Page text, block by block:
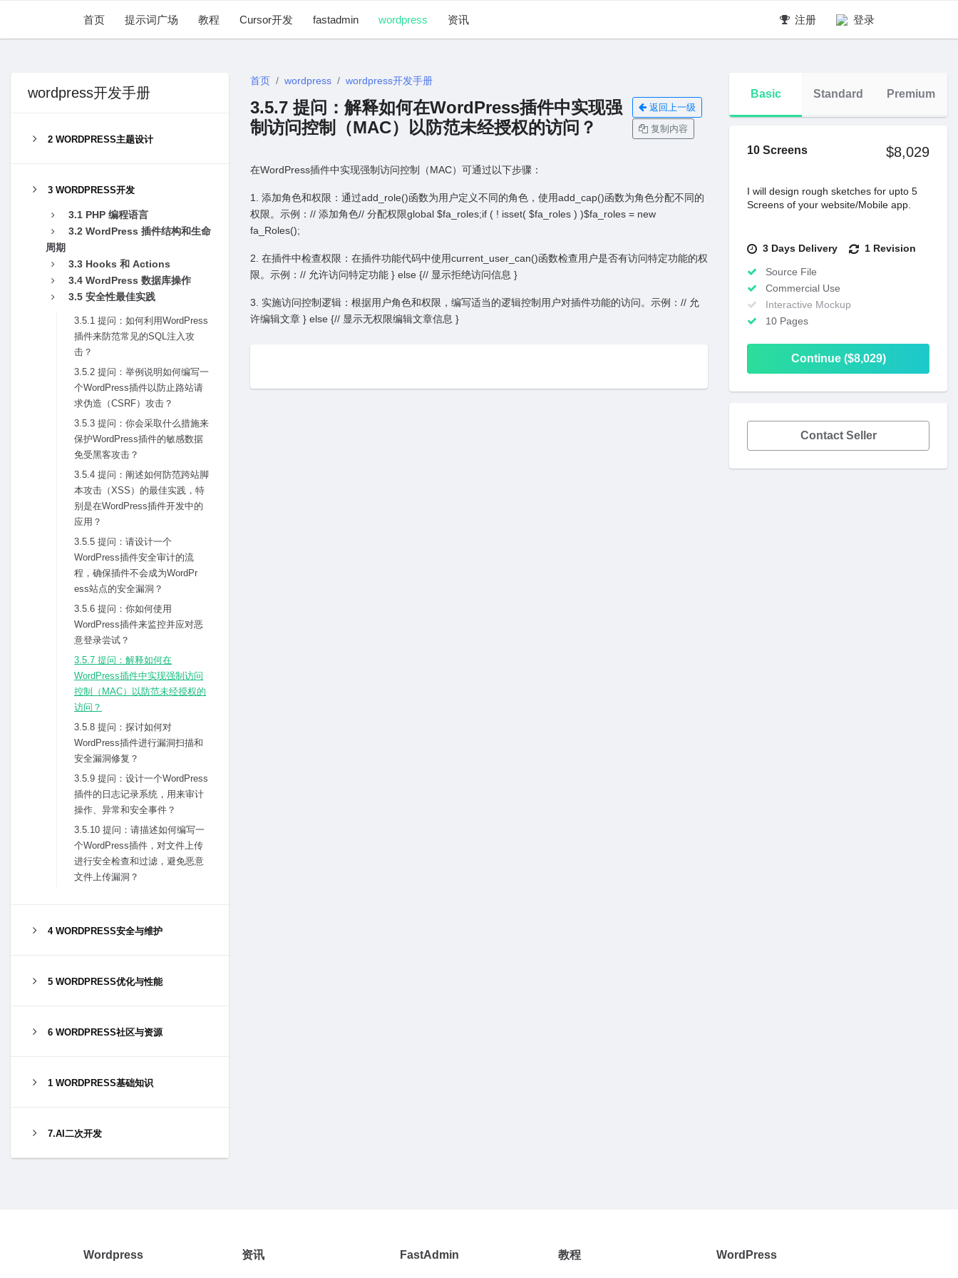
首页 提示词广场 教程 Cursor开发 fastadmin wordpress 资讯 注册 登录
wordpress开发手册
2 WORDPRESS主题设计
3 WORDPRESS开发
3.1 PHP 编程语⾔
3.2 WordPress 插件结构和⽣命
周期
3.3 Hooks 和 Actions
3.4 WordPress 数据库操作
3.5 安全性最佳实践
3.5.1 提问：如何利⽤WordPress
插件来防范常见的SQL注⼊攻
击？
3.5.2 提问：举例说明如何编写⼀
个WordPress插件以防⽌路站请
求伪造（CSRF）攻击？
3.5.3 提问：你会采取什么措施来
保护WordPress插件的敏感数据
免受⿊客攻击？
3.5.4 提问：阐述如何防范跨站脚
本攻击（XSS）的最佳实践，特
别是在WordPress插件开发中的
应⽤？
3.5.5 提问：请设计⼀个
WordPress插件安全审计的流
程，确保插件不会成为WordPr
ess站点的安全漏洞？
3.5.6 提问：你如何使⽤
WordPress插件来监控并应对恶
意登录尝试？
3.5.7 提问：解释如何在
WordPress插件中实现强制访问
控制（MAC）以防范未经授权的
访问？
3.5.8 提问：探讨如何对
WordPress插件进⾏漏洞扫描和
安全漏洞修复？
3.5.9 提问：设计⼀个WordPress
插件的⽇志记录系统，⽤来审计
操作、异常和安全事件？
3.5.10 提问：请描述如何编写⼀
个WordPress插件，对⽂件上传
进⾏安全检查和过滤，避免恶意
⽂件上传漏洞？
4 WORDPRESS安全与维护
5 WORDPRESS优化与性能
6 WORDPRESS社区与资源
1 WORDPRESS基础知识
7.AI二次开发
首页 wordpress wordpress开发手册
3.5.7 提问：解释如何在WordPress插件中实现强
制访问控制（MAC）以防范未经授权的访问？
返回上一级
复制内容
在WordPress插件中实现强制访问控制（MAC）可通过以下步骤：
1. 添加⾓⾊和权限：通过add_role()函数为⽤户定义不同的⾓⾊，使⽤add_cap()函数为⾓⾊分配不同的
权限。⽰例：// 添加⻆⾊// 分配权限global $fa_roles;if ( ! isset( $fa_roles ) )$fa_roles = new
fa_Roles();
2. 在插件中检查权限：在插件功能代码中使⽤current_user_can()函数检查⽤户是否有访问特定功能的权
限。⽰例：// 允许访问特定功能 } else {// 显示拒绝访问信息 }
3. 实施访问控制逻辑：根据⽤户⾓⾊和权限，编写适当的逻辑控制⽤户对插件功能的访问。⽰例：// 允
许编辑⽂章 } else {// 显示⽆权限编辑⽂章信息 }
Basic Standard Premium
10 Screens $8,029
I will design rough sketches for upto 5
Screens of your website/Mobile app.
3 Days Delivery 1 Revision
Source File
Commercial Use
Interactive Mockup
10 Pages
Continue ($8,029)
Contact Seller
Wordpress 资讯 FastAdmin 教程 WordPress